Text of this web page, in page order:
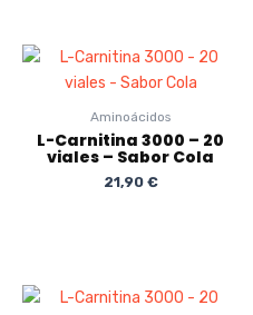
Aminoácidos
L-Carnitina 3000 – 20
viales – Sabor Cola
21,90 €